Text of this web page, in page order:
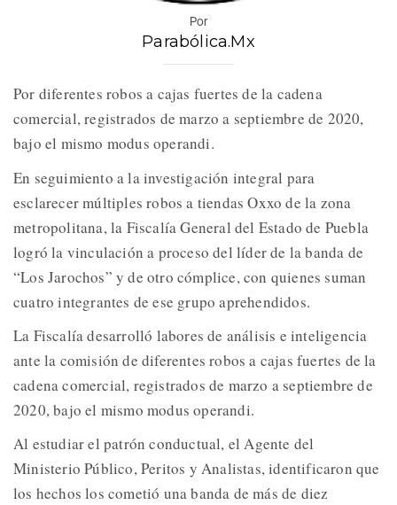
Por
Parabólica.Mx
Por diferentes robos a cajas fuertes de la cadena
comercial, registrados de marzo a septiembre de 2020,
bajo el mismo modus operandi.
En seguimiento a la investigación integral para
esclarecer múltiples robos a tiendas Oxxo de la zona
metropolitana, la Fiscalía General del Estado de Puebla
logró la vinculación a proceso del líder de la banda de
“Los Jarochos” y de otro cómplice, con quienes suman
cuatro integrantes de ese grupo aprehendidos.
La Fiscalía desarrolló labores de análisis e inteligencia
ante la comisión de diferentes robos a cajas fuertes de la
cadena comercial, registrados de marzo a septiembre de
2020, bajo el mismo modus operandi.
Al estudiar el patrón conductual, el Agente del
Ministerio Público, Peritos y Analistas, identificaron que
los hechos los cometió una banda de más de diez